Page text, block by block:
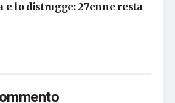
e lo distrugge: 27enne resta